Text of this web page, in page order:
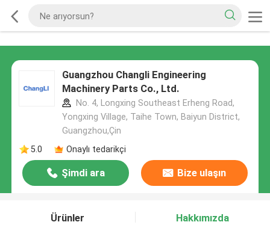
Guangzhou Changli Engineering
Machinery Parts Co., Ltd.
No. 4, Longxing Southeast Erheng Road,
Yongxing Village, Taihe Town, Baiyun District,
Guangzhou,Çin
5.0
Onaylı tedarikçi
Şimdi ara Bize ulaşın
Ürünler Hakkımızda